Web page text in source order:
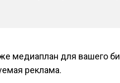
медиаплан для вашего
реклама.